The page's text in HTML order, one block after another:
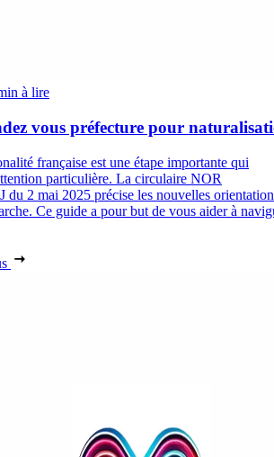
à lire
vous préfecture pour
française est une étape importante qui
particulière. La circulaire NOR
2 mai 2025 précise les nouvelles
Ce guide a pour but de vous aider à